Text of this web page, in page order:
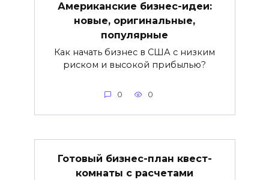
Американские бизнес-идеи:
новые, оригинальные,
популярные
Как начать бизнес в США с низким
риском и высокой прибылью?
0 0
Готовый бизнес-план квест-
комнаты с расчетами